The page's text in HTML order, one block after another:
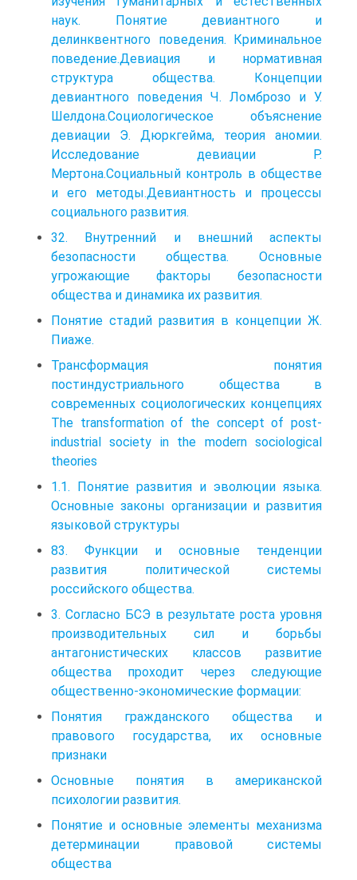
наук. Понятие девиантного и
делинквентного поведения. Криминальное
поведение.Девиация и нормативная
структура общества. Концепции
девиантного поведения Ч. Ломброзо и У.
Шелдона.Социологическое объяснение
девиации Э. Дюркгейма, теория аномии.
Исследование девиации Р.
Мертона.Социальный контроль в обществе
и его методы.Девиантность и процессы
социального развития.
32. Внутренний и внешний аспекты
безопасности общества. Основные
угрожающие факторы безопасности
общества и динамика их развития.
Понятие стадий развития в концепции Ж.
Пиаже.
Трансформация понятия
постиндустриального общества в
современных социологических концепциях
The transformation of the concept of post-
industrial society in the modern sociological
theories
1.1. Понятие развития и эволюции языка.
Основные законы организации и развития
языковой структуры
83. Функции и основные тенденции
развития политической системы
российского общества.
3. Согласно БСЭ в результате роста уровня
производительных сил и борьбы
антагонистических классов развитие
общества проходит через следующие
общественно-экономические формации:
Понятия гражданского общества и
правового государства, их основные
признаки
Основные понятия в американской
психологии развития.
Понятие и основные элементы механизма
детерминации правовой системы
общества